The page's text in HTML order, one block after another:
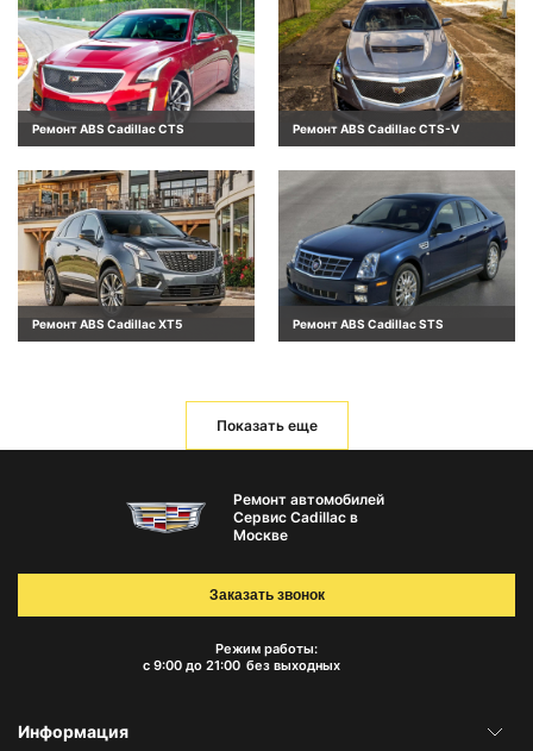
Ремонт ABS Cadillac CTS Ремонт ABS Cadillac CTS-V
Ремонт ABS Cadillac XT5 Ремонт ABS Cadillac STS
Показать еще
Ремонт автомобилей
Сервис Cadillac в
Москве
Режим работы:
с 9:00 до 21:00 без выходных
Заказать звонок
Информация